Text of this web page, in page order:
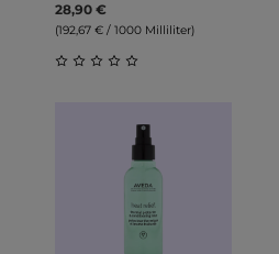
28,90 €
(192,67 € / 1000 Milliliter)